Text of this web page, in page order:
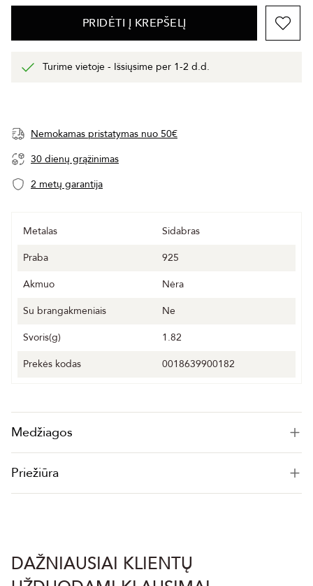
PRIDĖTI Į KREPŠELĮ
Turime vietoje - Išsiųsime per 1-2 d.d.
Nemokamas pristatymas nuo 50€
30 dienų grąžinimas
2 metų garantija
Metalas
Sidabras
Praba
925
Akmuo
Nėra
Su brangakmeniais
Ne
Svoris(g)
1.82
Prekės kodas
0018639900182
Medžiagos
Priežiūra
DAŽNIAUSIAI KLIENTŲ